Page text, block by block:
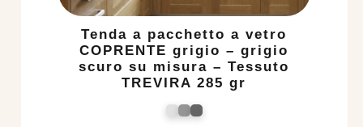
Tenda a pacchetto a vetro
COPRENTE grigio – grigio
scuro su misura – Tessuto
TREVIRA 285 gr